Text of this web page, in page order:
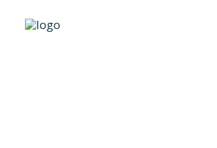
Hjem/Cases